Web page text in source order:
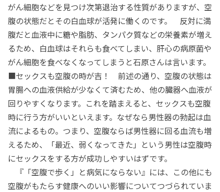
がん細胞などを見つけ次第退治する性質がありますが、空
腹の状態だとその白血球が活発に働くのです。 反対に満
腹だと血液中に糖や脂肪、タンパク質などの栄養素が増え
るため、白血球はそれらも食べてしまい、肝心の病原菌や
がん細胞を食べなくなってしまうと石原さんは言います。
■セックスも空腹の時が吉！ 前述の通り、空腹の状態は
胃腸への血液供給が少なくて済むため、他の臓器へ血液が
回りやすくなります。これを踏まえると、セックスも空腹
時に行う方がいいといえます。なぜなら男性器の勃起は血
流によるもの。つまり、空腹ならば男性器に回る血流も増
えるため、「最近、弱くなってきた」という男性は空腹時
にセックスをする方が成功しやすいはずです。
『「空腹で歩く」と病気にならない』には、この他にも
空腹がもたらす健康へのいい影響についてつづられていま